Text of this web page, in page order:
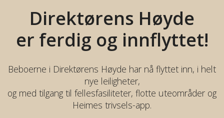
Direktørens Høyde
er ferdig og innflyttet!
Beboerne i Direktørens Høyde har nå flyttet inn, i helt
nye leiligheter,
og med tilgang til fellesfasiliteter, flotte uteområder og
Heimes trivsels-app.